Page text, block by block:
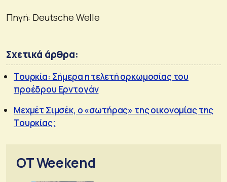
Πηγή: Deutsche Welle
Σχετικά άρθρα:
Τουρκία: Σήμερα η τελετή ορκωμοσίας του
προέδρου Ερντογάν
Μεχμέτ Σιμσέκ, ο «σωτήρας» της οικονομίας της
Τουρκίας;
OT Weekend